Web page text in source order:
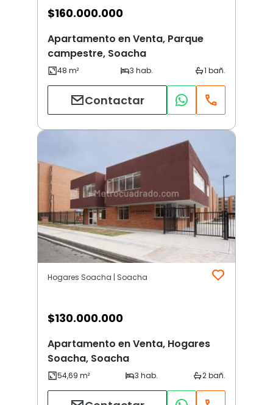
$160.000.000
Apartamento en Venta, Parque
campestre, Soacha
Contactar
Hogares Soacha | Soacha
$130.000.000
Apartamento en Venta, Hogares
Soacha, Soacha